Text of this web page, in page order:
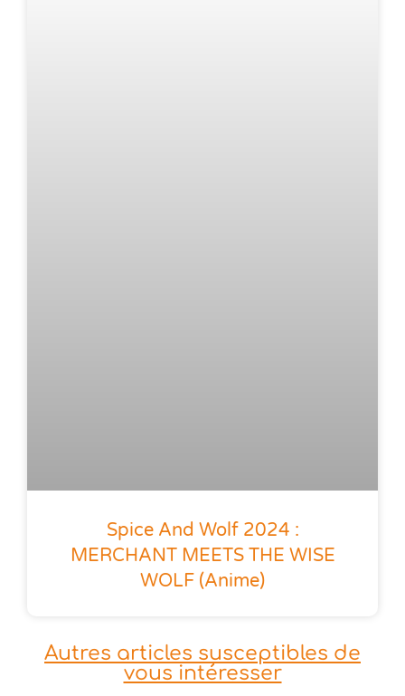
Spice And Wolf 2024 :
MERCHANT MEETS THE WISE
WOLF (anime)
Autres articles susceptibles de
vous intéresser